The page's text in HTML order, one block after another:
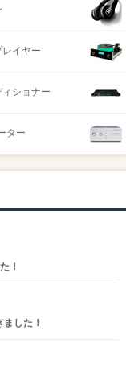
レイヤー
ショナー
ター
！
した！